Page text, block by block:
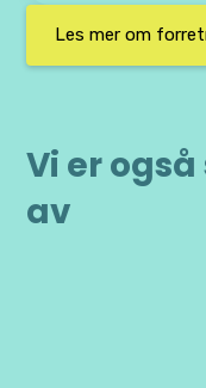
Les mer om
Vi er
av